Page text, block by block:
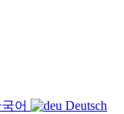
어
Deutsch